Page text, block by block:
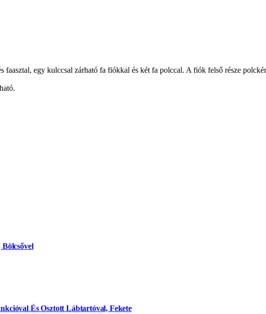
faasztal, egy kulccsal zárható fa fiókkal és két fa polccal. A fiók felső része
És Osztott Lábtartóval, Fekete